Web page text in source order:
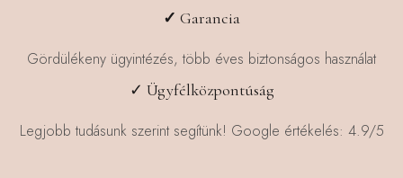
✓ Garancia
Gördülékeny ügyintézés, több éves biztonságos használat
✓ Ügyfélközpontúság
Legjobb tudásunk szerint segítünk! Google értékelés: 4.9/5